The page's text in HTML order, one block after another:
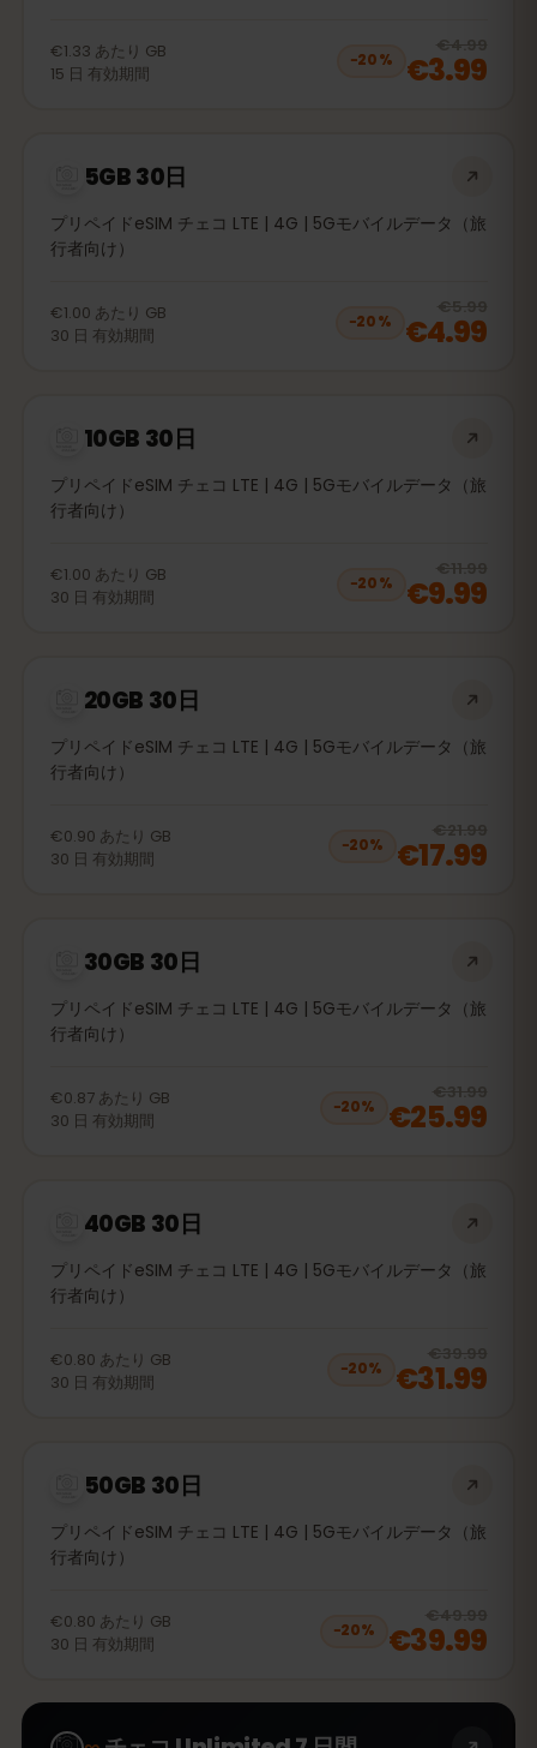
€1.33 あたり GB
15 日 有効期間
−20%
€4.99
€3.99
5GB 30日
プリペイドeSIM チェコ LTE | 4G | 5Gモバイルデータ（旅
行者向け）
€1.00 あたり GB
30 日 有効期間
−20%
€5.99
€4.99
10GB 30日
プリペイドeSIM チェコ LTE | 4G | 5Gモバイルデータ（旅
行者向け）
€1.00 あたり GB
30 日 有効期間
−20%
€11.99
€9.99
20GB 30日
プリペイドeSIM チェコ LTE | 4G | 5Gモバイルデータ（旅
行者向け）
€0.90 あたり GB
30 日 有効期間
−20%
€21.99
€17.99
30GB 30日
プリペイドeSIM チェコ LTE | 4G | 5Gモバイルデータ（旅
行者向け）
€0.87 あたり GB
30 日 有効期間
−20%
€31.99
€25.99
40GB 30日
プリペイドeSIM チェコ LTE | 4G | 5Gモバイルデータ（旅
行者向け）
€0.80 あたり GB
30 日 有効期間
−20%
€39.99
€31.99
50GB 30日
プリペイドeSIM チェコ LTE | 4G | 5Gモバイルデータ（旅
行者向け）
€0.80 あたり GB
30 日 有効期間
−20%
€49.99
€39.99